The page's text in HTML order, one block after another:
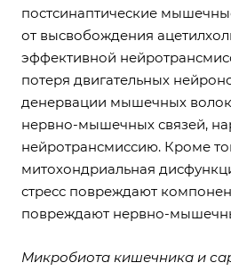
постсинаптические
от высвобождения
эффективной
потеря двигательных
денервации мышечных
нервно-мышечных связей,
нейротрансмиссию. Кроме
митохондриальная
стресс повреждают
повреждают нервно-
Микробиота кишечника и